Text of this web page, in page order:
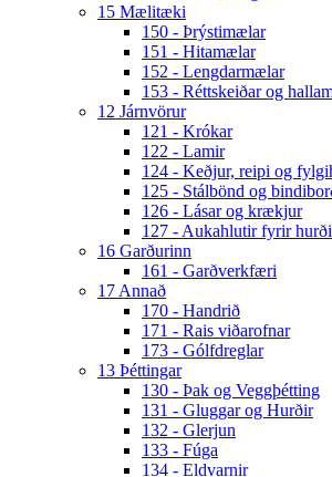
15 Mælitæki
150 - Þrýstimælar
151 - Hitamælar
152 - Lengdarmælar
153 - Réttskeiðar og
12 Járnvörur
121 - Krókar
122 - Lamir
124 - Keðjur, reipi og
125 - Stálbönd og
126 - Lásar og krækjur
127 - Aukahlutir fyrir
16 Garðurinn
161 - Garðverkfæri
17 Annað
170 - Handrið
171 - Rais viðarofnar
173 - Gólfdreglar
13 Þéttingar
130 - Þak og Veggþétting
131 - Gluggar og Hurðir
132 - Glerjun
133 - Fúga
134 - Eldvarnir